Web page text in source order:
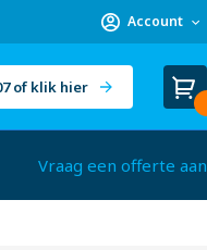
Account
of klik hier
Vraag een offerte aan